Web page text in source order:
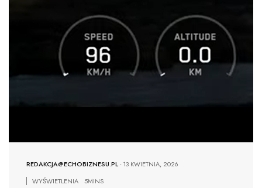
REDAKCJA@ECHOBIZNESU.PL-13 KWIETNIA, 2026
WYŚWIETLENIA
5MINS